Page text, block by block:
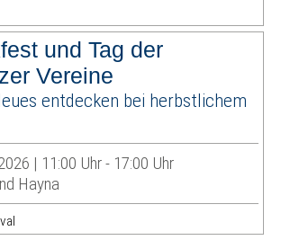
und Tag der
Vereine
entdecken bei herbstlichem
| 11:00 Uhr - 17:00 Uhr
Hayna